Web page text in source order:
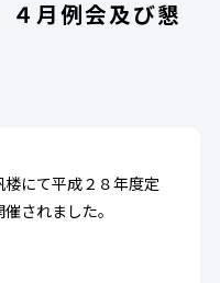
４月例会及び懇
にて平成２８年度定
されました。